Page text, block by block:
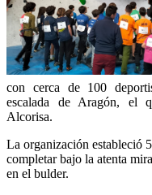
con cerca de 100
escalada de Aragón, el
Alcorisa.
La organización estableció
completar bajo la atenta
en el bulder.